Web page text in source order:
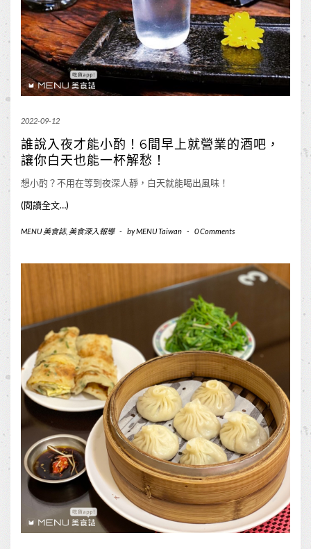
2022-09-12
誰說入夜才能小酌！6間早上就營業的酒吧，
讓你白天也能一杯解愁！
想小酌？不用在等到夜深人靜，白天就能喝出風味！
(閱讀全文…)
MENU 美食誌, 美食深入報導 - byMENU Taiwan - 0 Comments